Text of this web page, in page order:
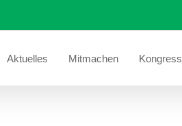
Aktuelles Mitmachen Kongress